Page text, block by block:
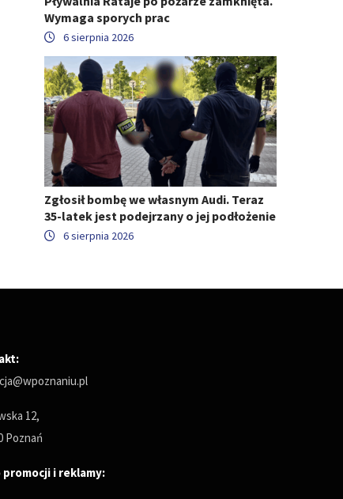
Wymaga sporych prac
6 sierpnia 2026
Zgłosił bombę we własnym Audi. Teraz
35-latek jest podejrzany o jej podłożenie
6 sierpnia 2026
12,
Poznań
promocji i reklamy: